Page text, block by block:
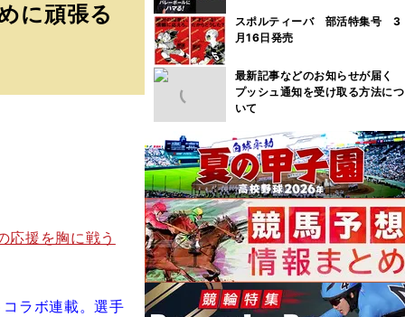
に頑張る
応援を胸に戦う
ラボ連載。選手
スポルティーバ 部活特集号 3
月16日発売
最新記事などのお知らせが届く
プッシュ通知を受け取る方法につ
いて